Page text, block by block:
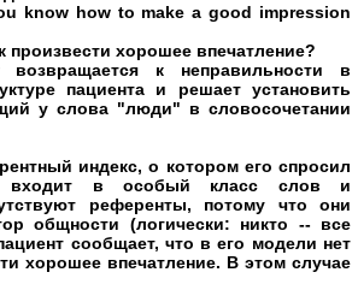
know how to make a good impression
произвести хорошее впечатление?
возвращается к неправильности в
пациента и решает установить
у слова "люди" в словосочетании
индекс, о котором его спросил
входит в особый класс слов и
референты, потому что они
общности (логически: никто -- все
сообщает, что в его модели нет
хорошее впечатление. В этом случае